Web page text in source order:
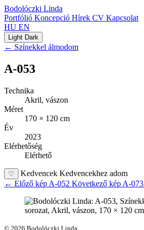
Bodolóczki Linda
Portfólió Koncepció Hírek CV Kapcsolat
HU EN
Light Dark
← Színekkel álmodom
A-053
Technika
Akril, vászon
Méret
170 × 120 cm
Év
2023
Elérhetőség
Elérhető
♡ Kedvencek Kedvencekhez adom
← Előző kép A-052 Következő kép A-073
© 2026 Bodolóczki Linda